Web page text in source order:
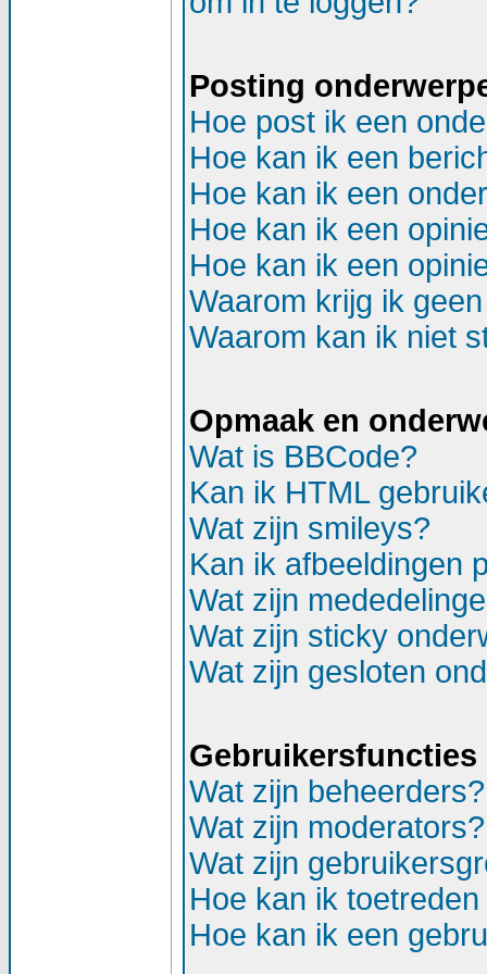
Posting
Hoe post ik een
Hoe kan ik een
Hoe kan ik een
Hoe kan ik een
Hoe kan ik een
Waarom krijg ik
Waarom kan ik niet
Opmaak en
Wat is BBCode?
Kan ik HTML
Wat zijn smileys?
Kan ik afbeeldingen
Wat zijn
Wat zijn sticky
Wat zijn gesloten
Gebruikersfuncties
Wat zijn beheerders?
Wat zijn moderators?
Wat zijn
Hoe kan ik
Hoe kan ik een